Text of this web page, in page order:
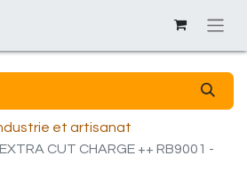
et artisanat
CUT CHARGE ++ RB9001 -